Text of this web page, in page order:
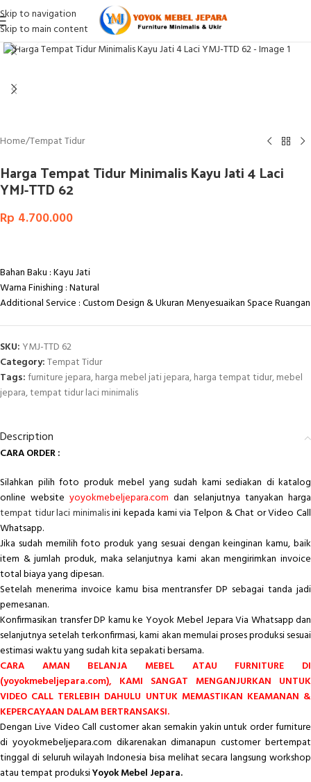
Skip to navigation
Skip to main content
Click to enlarge
Home/Tempat Tidur
Harga Tempat Tidur Minimalis Kayu Jati 4 Laci
YMJ-TTD 62
Rp 4.700.000
Bahan Baku : Kayu Jati
Warna Finishing : Natural
Additional Service : Custom Design & Ukuran Menyesuaikan Space Ruangan
SKU: YMJ-TTD 62
Category:Tempat Tidur
Tags:furniture jepara,harga mebel jati jepara,harga tempat tidur,mebel
jepara,tempat tidur laci minimalis
Description
CARA ORDER :
Silahkan pilih foto produk mebel yang sudah kami sediakan di katalog
online website yoyokmebeljepara.com dan selanjutnya tanyakan harga
tempat tidur laci minimalisini kepada kami via Telpon & Chat or Video Call
Whatsapp.
Jika sudah memilih foto produk yang sesuai dengan keinginan kamu, baik
item & jumlah produk, maka selanjutnya kami akan mengirimkan invoice
total biaya yang dipesan.
Setelah menerima invoice kamu bisa mentransfer DP sebagai tanda jadi
pemesanan.
Konfirmasikan transfer DP kamu ke Yoyok Mebel Jepara Via Whatsapp dan
selanjutnya setelah terkonfirmasi, kami akan memulai proses produksi sesuai
estimasi waktu yang sudah kita sepakati bersama.
CARA AMAN BELANJA MEBEL ATAU FURNITURE DI
(yoyokmebeljepara.com), KAMI SANGAT MENGANJURKAN UNTUK
VIDEO CALL TERLEBIH DAHULU UNTUK MEMASTIKAN KEAMANAN &
KEPERCAYAAN DALAM BERTRANSAKSI.
Dengan Live Video Call customer akan semakin yakin untuk order furniture
di yoyokmebeljepara.com dikarenakan dimanapun customer bertempat
tinggal di seluruh wilayah Indonesia bisa melihat secara langsung workshop
atau tempat produksiYoyok Mebel Jepara.